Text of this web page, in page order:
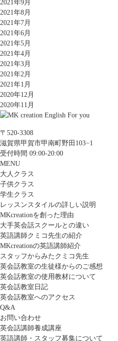
2021年9月
2021年8月
2021年7月
2021年6月
2021年5月
2021年4月
2021年3月
2021年2月
2021年1月
2020年12月
2020年11月
〒520-3308
滋賀県甲賀市甲南町野田103−1
受付時間 09:00-20:00
MENU
大人クラス
子供クラス
学生クラス
レッスンスタイルの詳しい説明
MKcreationを創った理由
大手英会話スクールとの違い
英語講師クミコ先生の紹介
MKcreationの英語講師紹介
スタッフからみたクミコ先生
英会話教室の生徒様からのご感想
英会話教室の使用教材について
英会話教室日記
英会話教室へのアクセス
Q&A
お問い合わせ
英会話講師養成講座
英語講師・スタッフ募集について